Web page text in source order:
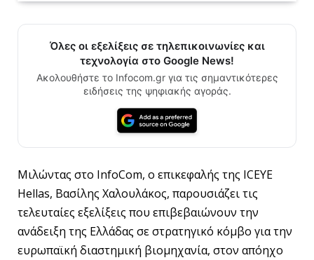
Όλες οι εξελίξεις σε τηλεπικοινωνίες και
τεχνολογία στο Google News!
Ακολουθήστε το Infocom.gr για τις σημαντικότερες
ειδήσεις της ψηφιακής αγοράς.
Μιλώντας στο InfoCom, ο επικεφαλής της ICEYE
Hellas, Βασίλης Χαλουλάκος, παρουσιάζει τις
τελευταίες εξελίξεις που επιβεβαιώνουν την
ανάδειξη της Ελλάδας σε στρατηγικό κόμβο για την
ευρωπαϊκή διαστημική βιομηχανία, στον απόηχο